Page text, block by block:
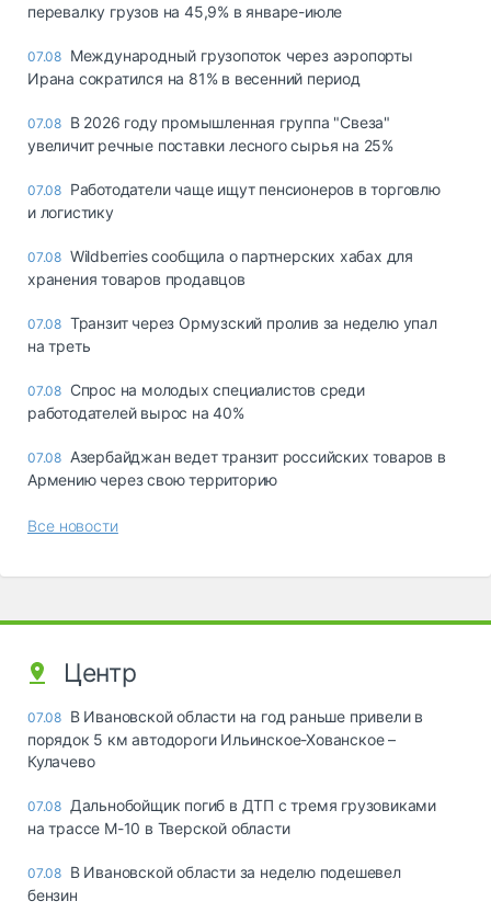
перевалку грузов на 45,9% в январе-июле
07.08 Международный грузопоток через аэропорты
Ирана сократился на 81% в весенний период
07.08 В 2026 году промышленная группа "Свеза"
увеличит речные поставки лесного сырья на 25%
07.08 Работодатели чаще ищут пенсионеров в торговлю
и логистику
07.08 Wildberries сообщила о партнерских хабах для
хранения товаров продавцов
07.08 Транзит через Ормузский пролив за неделю упал
на треть
07.08 Спрос на молодых специалистов среди
работодателей вырос на 40%
07.08 Азербайджан ведет транзит российских товаров в
Армению через свою территорию
Все новости
Центр
07.08 В Ивановской области на год раньше привели в
порядок 5 км автодороги Ильинское-Хованское –
Кулачево
07.08 Дальнобойщик погиб в ДТП с тремя грузовиками
на трассе М-10 в Тверской области
07.08 В Ивановской области за неделю подешевел
бензин